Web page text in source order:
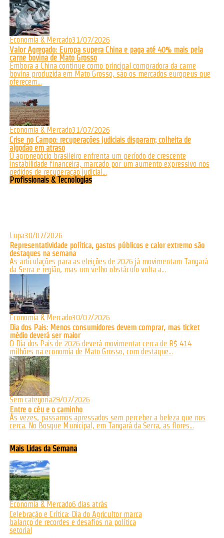
Economia & Mercado31/07/2026
Valor Agregado: Europa supera China e paga até 40% mais pela
carne bovina de Mato Grosso
Embora a China continue como principal compradora da carne
bovina produzida em Mato Grosso, são os mercados europeus que
oferecem...
Economia & Mercado31/07/2026
Crise no Campo: recuperações judiciais disparam; colheita de
algodão em atraso
O agronegócio brasileiro enfrenta um período de crescente
instabilidade financeira, marcado por um aumento expressivo nos
pedidos de recuperação judicial...
Profissionais & Tecnologias
Lupa30/07/2026
Representatividade política, gastos públicos e calor extremo são
destaques na semana
As articulações para as eleições de 2026 já movimentam Tangará
da Serra e região, mas um velho obstáculo volta a...
Economia & Mercado30/07/2026
Dia dos Pais: Menos consumidores devem comprar, mas ticket
médio deverá ser maior
O Dia dos Pais de 2026 deverá movimentar cerca de R$ 414
milhões na economia de Mato Grosso, com destaque...
Sem categoria29/07/2026
Entre o céu e o caminho
Às vezes, passamos apressados sem perceber a beleza que nos
cerca. No Bosque Municipal, em Tangará da Serra, as flores...
Mais Lidas da Semana
Economia & Mercado6 dias atrás
Celebração e Crítica: Dia do Agricultor marca
balanço de recordes e desafios na política
setorial